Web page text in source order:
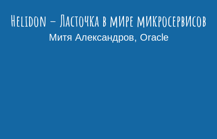
Helidon – Ласточка в мире микросервисов
Митя Александров, Oracle